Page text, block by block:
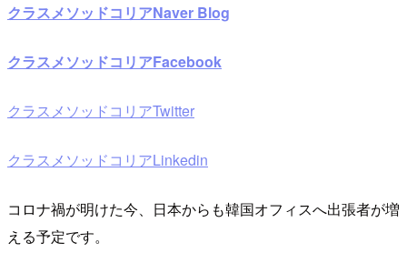
クラスメソッドコリアNaver Blog
クラスメソッドコリアFacebook
クラスメソッドコリアTwitter
クラスメソッドコリアLinkedin
コロナ禍が明けた今、日本からも韓国オフィスへ出張者が増
える予定です。